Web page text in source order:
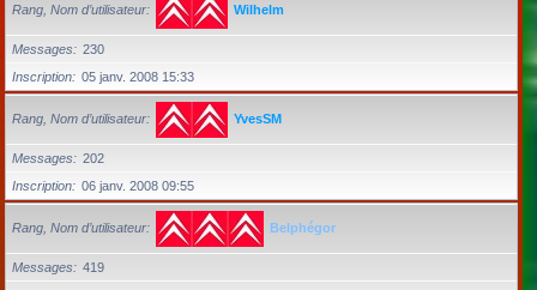
Rang, Nom d’utilisateur Wilhelm
Messages
230
Inscription
05 janv. 2008 15:33
Rang, Nom d’utilisateur YvesSM
Messages
202
Inscription
06 janv. 2008 09:55
Rang, Nom d’utilisateur Belphégor
Messages
419